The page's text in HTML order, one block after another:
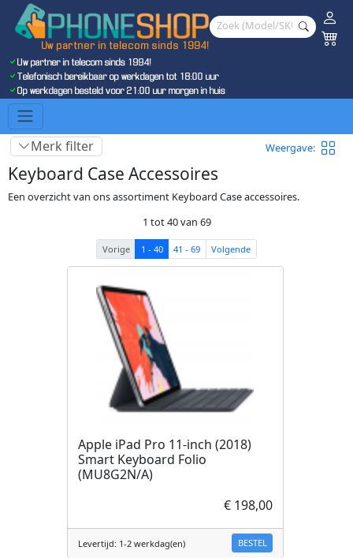
Uw partner in telecom sinds 1994!
Uw partner in telecom sinds 1994!
Telefonisch bereikbaar op werkdagen tot 18:00 uur
Op werkdagen besteld voor 21:00 uur morgen in huis
Merk filter Weergave:
Keyboard Case Accessoires
Een overzicht van ons assortiment Keyboard Case accessoires.
1 tot 40 van 69
Vorige 1 - 40 41 - 69 Volgende
Apple iPad Pro 11-inch (2018)
Smart Keyboard Folio
(MU8G2N/A)
€ 198,00
Levertijd: 1-2 werkdag(en) BESTEL